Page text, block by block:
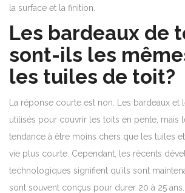
la surface et la finition.
Les bardeaux de
sont-ils les
les tuiles de toit?
La réponse courte est non. Les bardeaux et
utilisés pour couvrir les toits en pente, mais
tendance à être moins chers que les tuiles
vie plus courte. Cependant, les récents
technologiques signifient qu’ils sont
sont souvent conçus pour durer 20 à 25